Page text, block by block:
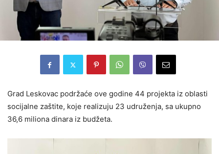
Grad Leskovac podržaće ove godine 44 projekta iz oblasti
socijalne zaštite, koje realizuju 23 udruženja, sa ukupno
36,6 miliona dinara iz budžeta.